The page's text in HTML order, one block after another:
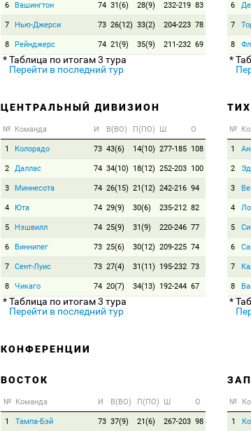
6 Вашингтон 74 31(6) 28(9) 232-219 83
7 Нью-Джерси 73 26(12) 33(2) 204-223 78
8 Рейнджерс 74 21(9) 35(9) 211-232 69
* Таблица по итогам 3 тура
Перейти в последний тур
6
7
8
*
ЦЕНТРАЛЬНЫЙ ДИВИЗИОН
№ Команда И В(ВО) П(ПО) Ш О
1 Колорадо 73 43(6) 14(10) 277-185 108
2 Даллас 74 34(10) 18(12) 252-203 100
3 Миннесота 74 26(15) 21(12) 242-216 94
4 Юта 74 29(9) 30(6) 235-212 82
5 Нэшвилл 74 25(9) 31(9) 220-246 77
6 Виннипег 73 25(6) 30(12) 209-225 74
7 Сент-Луис 73 27(4) 31(11) 195-232 73
8 Чикаго 74 20(7) 34(13) 192-244 67
* Таблица по итогам 3 тура
Перейти в последний тур
№
1
2
3
4
5
6
7
8
*
КОНФЕРЕНЦИИ
ВОСТОК
№ Команда И В(ВО) П(ПО) Ш О
1 Тампа-Бэй 73 37(9) 21(6) 267-203 98
№
1